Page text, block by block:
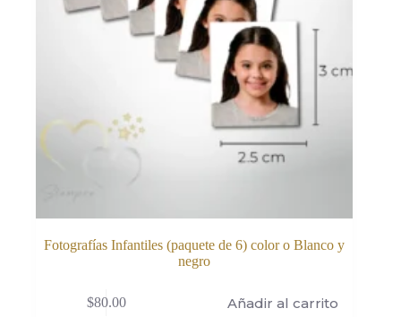
Fotografías Infantiles (paquete de 6) color o Blanco y
negro
$80.00 Añadir al carrito